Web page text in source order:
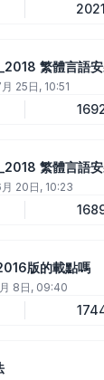
繁體言語
25日, 10:51
繁體言語
20日, 10:23
版的載點嗎
8日, 09:40